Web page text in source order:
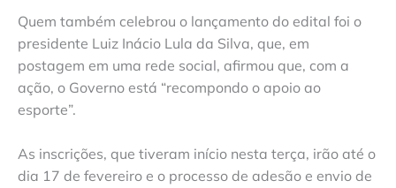
Quem também celebrou o lançamento do edital foi o
presidente Luiz Inácio Lula da Silva, que, em
postagem em uma rede social, afirmou que, com a
ação, o Governo está “recompondo o apoio ao
esporte”.
As inscrições, que tiveram início nesta terça, irão até o
dia 17 de fevereiro e o processo de adesão e envio de